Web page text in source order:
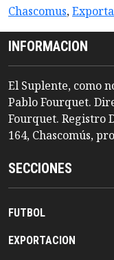
Chascomus,
INFORMACION
El Suplente, como
Pablo Fourquet.
Fourquet. Registro
164, Chascomús,
SECCIONES
FUTBOL
EXPORTACION